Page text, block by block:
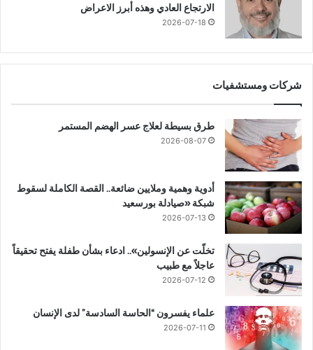
الارتجاع العادي وهذه أبرز الاعراض
2026-07-18
شركات ومستشفيات
طرق بسيطة لعلاج عسر الهضم المستمر
2026-08-07
أدوية وهمية وملايين ضائعة.. القصة الكاملة لسقوط
شبكة «صيادلة بورسعيد
2026-07-13
تخلّت عن الإنسولين».. ادعاء بشأن طفلة يفتح تحقيقاً
عاجلاً مع طبيب
2026-07-12
علماء يفسرون “الحاسة السادسة” لدى الإنسان
2026-07-11